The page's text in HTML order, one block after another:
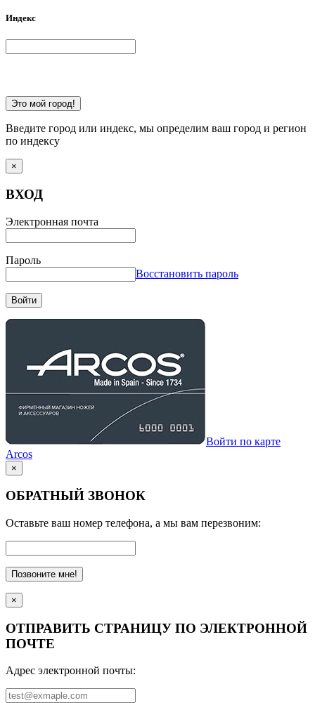
Индекс
Это мой город!
Введите город или индекс, мы определим ваш город и регион
по индексу
×
ВХОД
Электронная почта
Пароль
Восстановить пароль
Войти
Войти по карте
Arcos
×
ОБРАТНЫЙ ЗВОНОК
Оставьте ваш номер телефона, а мы вам перезвоним:
Позвоните мне!
×
ОТПРАВИТЬ СТРАНИЦУ ПО ЭЛЕКТРОННОЙ
ПОЧТЕ
Адрес электронной почты: